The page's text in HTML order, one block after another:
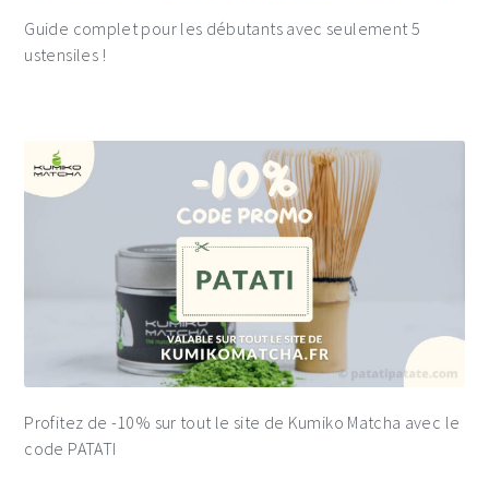
Guide complet pour les débutants avec seulement 5
ustensiles !
Profitez de -10% sur tout le site de Kumiko Matcha avec le
code PATATI